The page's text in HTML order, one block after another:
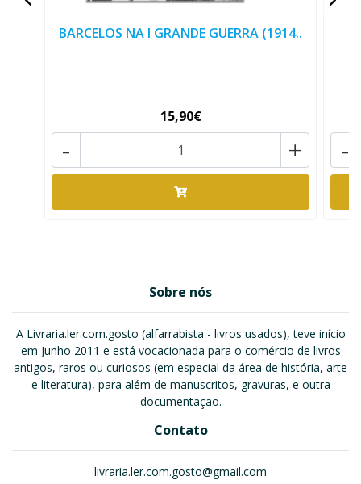
BARCELOS NA I GRANDE GUERRA (1914..
15,90€
+
- -
Sobre nós
A Livraria.ler.com.gosto (alfarrabista - livros usados), teve início
em Junho 2011 e está vocacionada para o comércio de livros
antigos, raros ou curiosos (em especial da área de história, arte
e literatura), para além de manuscritos, gravuras, e outra
documentação.
Contato
livraria.ler.com.gosto@gmail.com